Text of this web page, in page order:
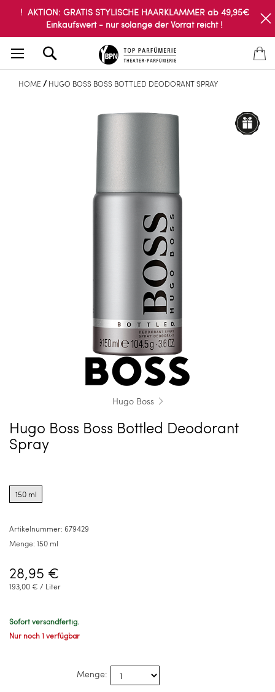
! AKTION: GRATIS STYLISCHE HAARKLAMMER ab 49,95€
Einkaufswert - nur solange der Vorrat reicht !
HOME HUGO BOSS BOSS BOTTLED DEODORANT SPRAY
Hugo Boss
Hugo Boss Boss Bottled Deodorant
Spray
options
for
150 ml
Artikelnummer: 679429
Menge: 150 ml
28,95 €
193,00 € / Liter
Sofort versandfertig.
Nur noch 1 verfügbar
Menge: